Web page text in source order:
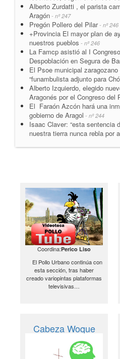
Alberto Zurdatti , el parista
Aragón - nº 247
Pregón Pollero del Pilar- nº 246
+Provincia El mayor plan de
nuestros pueblos - nº 246
La Famcp asistió al I
Despoblación en Segura de
El Psoe municipal
“funambulista adjunto para
Alberto Izquierdo, elegido
Aragonés por el Congreso del
El Faraón Azcón hará una
gobierno de Aragol - nº 244
Isaac Claver: “esta sentencia
nuestra tierra nunca rebla por
Coordina:Perico Liso
El Pollo Urbano continúa con
esta sección, tras haber
creado variopintas plataformas
televisivas…
Cabeza Woque